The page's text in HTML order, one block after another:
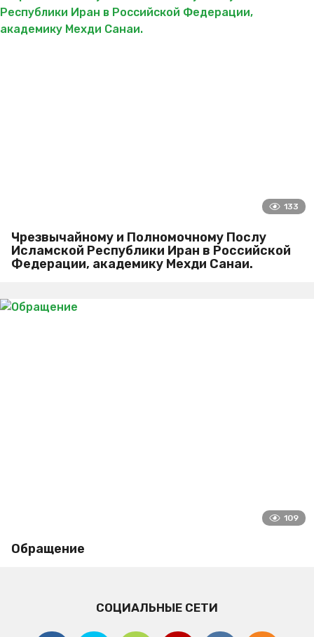
133
Чрезвычайному и Полномочному Послу
Исламской Республики Иран в Российской
Федерации, академику Мехди Санаи.
109
Обращение
СОЦИАЛЬНЫЕ СЕТИ